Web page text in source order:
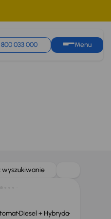
800 033 000 Menu
wyszukiwanie
Diesel + Hybryda